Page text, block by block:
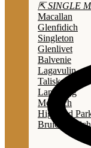
⇱ SINGLE
Macallan
Glenfidich
Singleton
Glenlivet
Balvenie
Lagavulin
Talisker
Laphroaig
Mortlach
Highland
Bruichladdich